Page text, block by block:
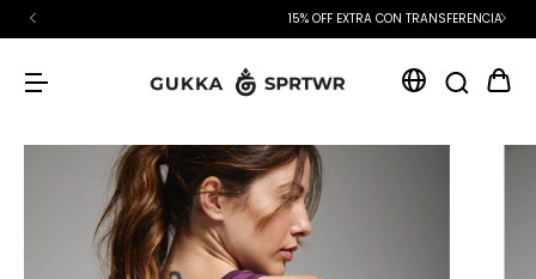
15% OFF EXTRA CON TRANSFERENCIA